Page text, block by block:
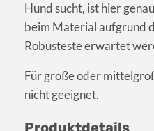
Hund sucht, ist hier
beim Material aufgrund
Robusteste erwartet
Für große oder
nicht geeignet.